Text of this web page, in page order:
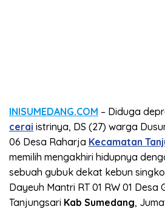
INISUMEDANG.COM – Diduga
cerai istrinya, DS (27) warga
06 Desa Raharja Kecamatan
memilih mengakhiri hidupnya
sebuah gubuk dekat kebun
Dayeuh Mantri RT 01 RW 01 Desa
Tanjungsari Kab Sumedang,